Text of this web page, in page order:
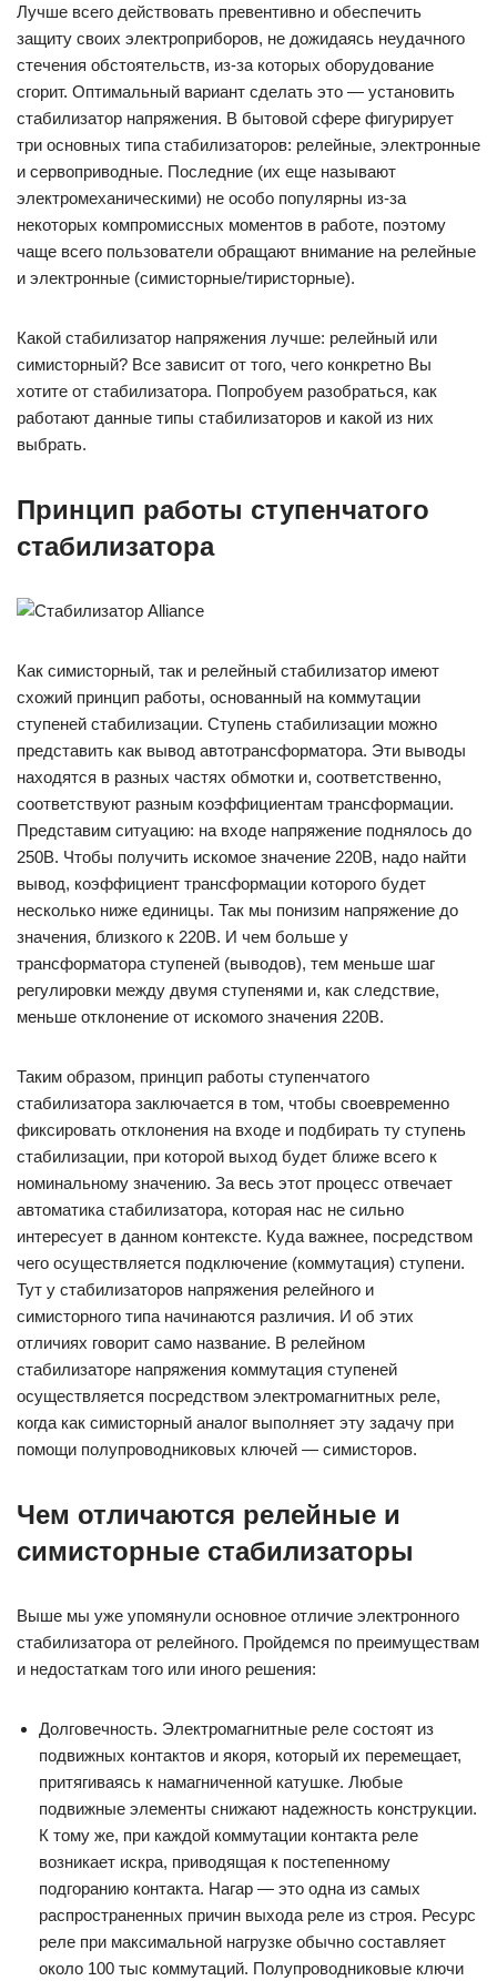
Лучше всего действовать превентивно и обеспечить
защиту своих электроприборов, не дожидаясь неудачного
стечения обстоятельств, из-за которых оборудование
сгорит. Оптимальный вариант сделать это — установить
стабилизатор напряжения. В бытовой сфере фигурирует
три основных типа стабилизаторов: релейные, электронные
и сервоприводные. Последние (их еще называют
электромеханическими) не особо популярны из-за
некоторых компромиссных моментов в работе, поэтому
чаще всего пользователи обращают внимание на релейные
и электронные (симисторные/тиристорные).
Какой стабилизатор напряжения лучше: релейный или
симисторный? Все зависит от того, чего конкретно Вы
хотите от стабилизатора. Попробуем разобраться, как
работают данные типы стабилизаторов и какой из них
выбрать.
Принцип работы ступенчатого
стабилизатора
Как симисторный, так и релейный стабилизатор имеют
схожий принцип работы, основанный на коммутации
ступеней стабилизации. Ступень стабилизации можно
представить как вывод автотрансформатора. Эти выводы
находятся в разных частях обмотки и, соответственно,
соответствуют разным коэффициентам трансформации.
Представим ситуацию: на входе напряжение поднялось до
250В. Чтобы получить искомое значение 220В, надо найти
вывод, коэффициент трансформации которого будет
несколько ниже единицы. Так мы понизим напряжение до
значения, близкого к 220В. И чем больше у
трансформатора ступеней (выводов), тем меньше шаг
регулировки между двумя ступенями и, как следствие,
меньше отклонение от искомого значения 220В.
Таким образом, принцип работы ступенчатого
стабилизатора заключается в том, чтобы своевременно
фиксировать отклонения на входе и подбирать ту ступень
стабилизации, при которой выход будет ближе всего к
номинальному значению. За весь этот процесс отвечает
автоматика стабилизатора, которая нас не сильно
интересует в данном контексте. Куда важнее, посредством
чего осуществляется подключение (коммутация) ступени.
Тут у стабилизаторов напряжения релейного и
симисторного типа начинаются различия. И об этих
отличиях говорит само название. В релейном
стабилизаторе напряжения коммутация ступеней
осуществляется посредством электромагнитных реле,
когда как симисторный аналог выполняет эту задачу при
помощи полупроводниковых ключей — симисторов.
Чем отличаются релейные и
симисторные стабилизаторы
Выше мы уже упомянули основное отличие электронного
стабилизатора от релейного. Пройдемся по преимуществам
и недостаткам того или иного решения:
Долговечность. Электромагнитные реле состоят из
подвижных контактов и якоря, который их перемещает,
притягиваясь к намагниченной катушке. Любые
подвижные элементы снижают надежность конструкции.
К тому же, при каждой коммутации контакта реле
возникает искра, приводящая к постепенному
подгоранию контакта. Нагар — это одна из самых
распространенных причин выхода реле из строя. Ресурс
реле при максимальной нагрузке обычно составляет
около 100 тыс коммутаций. Полупроводниковые ключи